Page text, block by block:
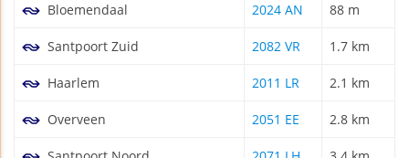
Bloemendaal 2024 AN 88 m
Santpoort Zuid 2082 VR 1.7 km
Haarlem 2011 LR 2.1 km
Overveen 2051 EE 2.8 km